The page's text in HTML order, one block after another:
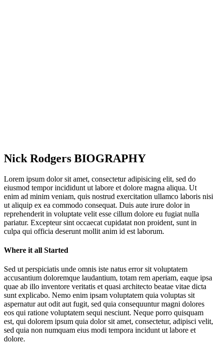
Nick Rodgers BIOGRAPHY
Lorem ipsum dolor sit amet, consectetur adipisicing elit, sed do
eiusmod tempor incididunt ut labore et dolore magna aliqua. Ut
enim ad minim veniam, quis nostrud exercitation ullamco laboris nisi
ut aliquip ex ea commodo consequat. Duis aute irure dolor in
reprehenderit in voluptate velit esse cillum dolore eu fugiat nulla
pariatur. Excepteur sint occaecat cupidatat non proident, sunt in
culpa qui officia deserunt mollit anim id est laborum.
Where it all Started
Sed ut perspiciatis unde omnis iste natus error sit voluptatem
accusantium doloremque laudantium, totam rem aperiam, eaque ipsa
quae ab illo inventore veritatis et quasi architecto beatae vitae dicta
sunt explicabo. Nemo enim ipsam voluptatem quia voluptas sit
aspernatur aut odit aut fugit, sed quia consequuntur magni dolores
eos qui ratione voluptatem sequi nesciunt. Neque porro quisquam
est, qui dolorem ipsum quia dolor sit amet, consectetur, adipisci velit,
sed quia non numquam eius modi tempora incidunt ut labore et
dolore.